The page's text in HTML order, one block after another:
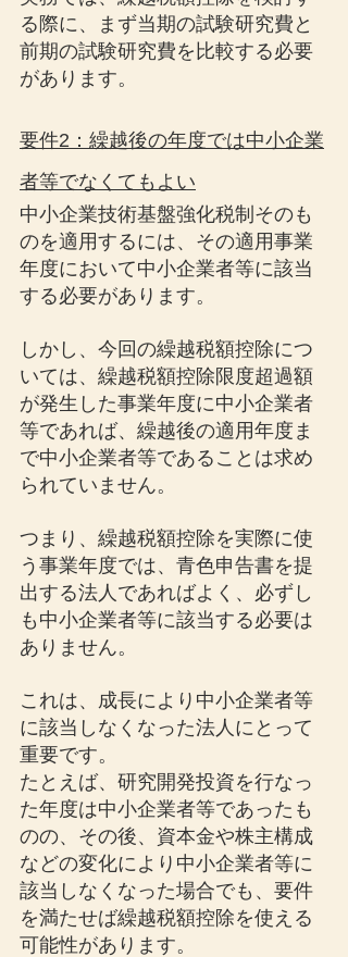
る際に、まず当期の試験研究費と
前期の試験研究費を比較する必要
があります。
要件2：繰越後の年度では中小企業
者等でなくてもよい
中小企業技術基盤強化税制そのも
のを適用するには、その適用事業
年度において中小企業者等に該当
する必要があります。
しかし、今回の繰越税額控除につ
いては、繰越税額控除限度超過額
が発生した事業年度に中小企業者
等であれば、繰越後の適用年度ま
で中小企業者等であることは求め
られていません。
つまり、繰越税額控除を実際に使
う事業年度では、青色申告書を提
出する法人であればよく、必ずし
も中小企業者等に該当する必要は
ありません。
これは、成長により中小企業者等
に該当しなくなった法人にとって
重要です。
たとえば、研究開発投資を行なっ
た年度は中小企業者等であったも
のの、その後、資本金や株主構成
などの変化により中小企業者等に
該当しなくなった場合でも、要件
を満たせば繰越税額控除を使える
可能性があります。